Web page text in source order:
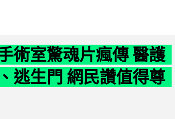
術室驚魂片瘋傳 醫護
逃生門 網民讚值得尊